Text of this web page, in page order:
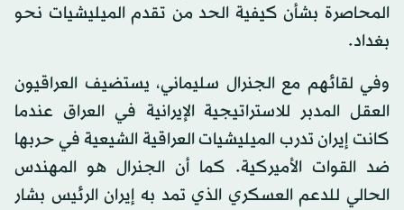
المحاصرة بشأن كيفية الحد من تقدم الميليشيات نحو
بغداد.
وفي لقائهم مع الجنرال سليماني، يستضيف العراقيون
العقل المدبر للاستراتيجية الإيرانية في العراق عندما
كانت إيران تدرب الميليشيات العراقية الشيعية في حربها
ضد القوات الأميركية. كما أن الجنرال هو المهندس
الحالي للدعم العسكري الذي تمد به إيران الرئيس بشار